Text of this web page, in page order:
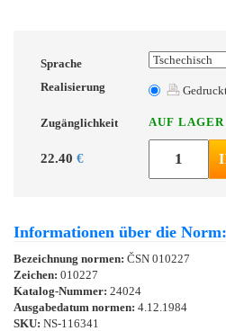
Sprache
Realisierung
Zugänglichkeit AUF LAGER
22.40 €
Informationen über die Norm:
Bezeichnung normen: ČSN 010227
Zeichen: 010227
Katalog-Nummer: 24024
Ausgabedatum normen: 4.12.1984
SKU: NS-116341